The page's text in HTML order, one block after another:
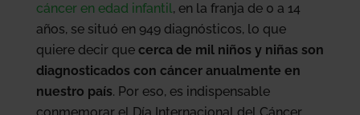
cáncer en edad infantil, en la franja de 0 a 14
años, se situó en 949 diagnósticos, lo que
quiere decir que cerca de mil niños y niñas son
diagnosticados con cáncer anualmente en
nuestro país. Por eso, es indispensable